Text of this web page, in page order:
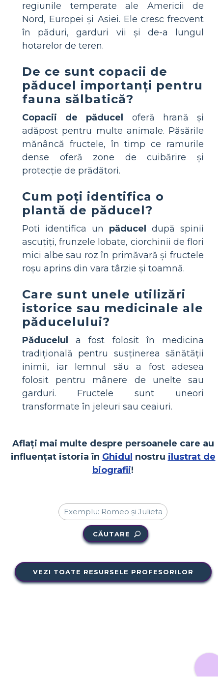
regiunile temperate ale Americii de
Nord, Europei și Asiei. Ele cresc frecvent
în păduri, garduri vii și de-a lungul
hotarelor de teren.
De ce sunt copacii de
păducel importanți pentru
fauna sălbatică?
Copacii de păducel
oferă hrană și
adăpost pentru multe animale. Păsările
mănâncă fructele, în timp ce ramurile
dense oferă zone de cuibărire și
protecție de prădători.
Cum poți identifica o
plantă de păducel?
Poti identifica un păducel
după spinii
ascuțiți, frunzele lobate, ciorchinii de flori
mici albe sau roz în primăvară și fructele
roșu aprins din vara târzie și toamnă.
Care sunt unele utilizări
istorice sau medicinale ale
păducelului?
Păducelul
a fost folosit în medicina
tradițională pentru susținerea sănătății
inimii, iar lemnul său a fost adesea
folosit pentru mânere de unelte sau
garduri. Fructele sunt uneori
transformate în jeleuri sau ceaiuri.
Aflați mai multe despre persoanele care au
influențat istoria în Ghidul nostru ilustrat de
biografii!
CĂUTARE
VEZI TOATE RESURSELE PROFESORILOR